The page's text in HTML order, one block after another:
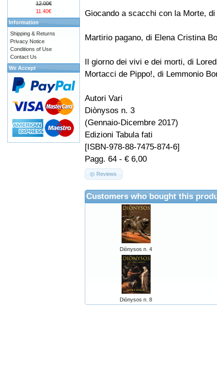
Giocando a scacchi con la Morte, di
Martirio pagano, di Elena Cristina
Il giorno dei vivi e dei morti, di
Mortacci de Pippo!, di Lemmonio
Autori Vari
Diònysos n. 3
(Gennaio-Dicembre 2017)
Edizioni Tabula fati
[ISBN-978-88-7475-874-6]
Pagg. 64 - € 6,00
Reviews
Customers who bought this
Diònysos n. 4
Diònysos n. 8
12.00€
11.40€
Information
Shipping & Returns
Privacy Notice
Conditions of Use
Contact Us
We Accept